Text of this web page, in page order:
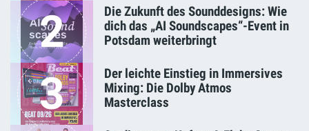
2
Die Zukunft des Sounddesigns: Wie
dich das „AI Soundscapes“-Event in
Potsdam weiterbringt
3
Der leichte Einstieg in Immersives
Mixing: Die Dolby Atmos
Masterclass